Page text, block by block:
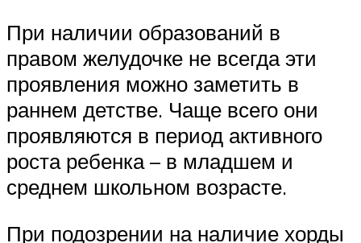
При наличии образований в
правом желудочке не всегда эти
проявления можно заметить в
раннем детстве. Чаще всего они
проявляются в период активного
роста ребенка – в младшем и
среднем школьном возрасте.
При подозрении на наличие хорды